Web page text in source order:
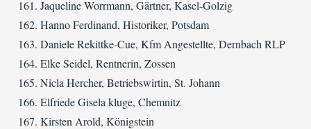
Jaqueline Worrmann, Gärtner, Kasel-Golzig
Hanno Ferdinand, Historiker, Potsdam
Daniele Rekittke-Cue, Kfm Angestellte, Dernbach RLP
Elke Seidel, Rentnerin, Zossen
Nicla Hercher, Betriebswirtin, St. Johann
Elfriede Gisela kluge, Chemnitz
Kirsten Arold, Königstein